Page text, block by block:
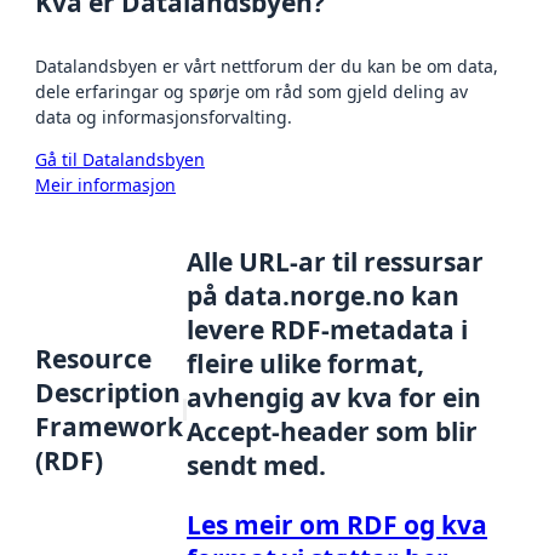
Datalandsbyen er vårt nettforum der du kan be om data,
dele erfaringar og spørje om råd som gjeld deling av
data og informasjonsforvalting.
Gå til Datalandsbyen
Meir informasjon
Resource
Description
Framework
(RDF)
Alle URL-ar til ressursar
på data.norge.no kan
levere RDF-metadata i
fleire ulike format,
avhengig av kva for ein
Accept-header som blir
sendt med.
Les meir om RDF og kva